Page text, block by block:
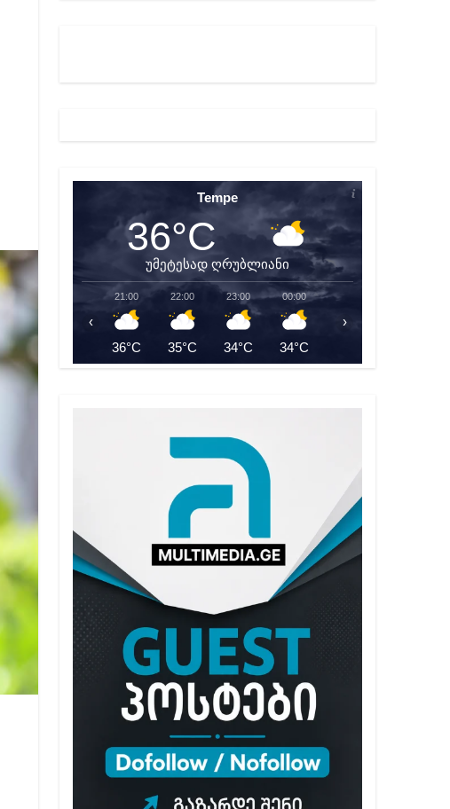
შედეგებამდე მივიდეთ – ირმა ინაშვილი
წლამდე პატიმრობას ითვალისწინებს
Tempe
36°C
უმეტესად ღრუბლიანი
21:00
36°C
22:00
35°C
23:00
34°C
00:00
34°C
‹ ›